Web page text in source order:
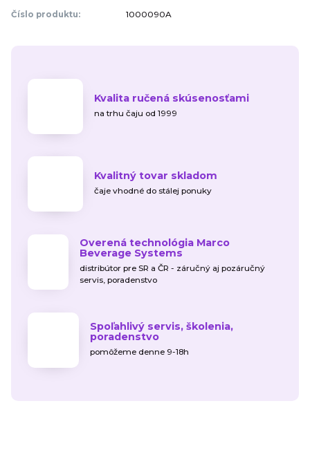
Číslo produktu: 1000090A
Kvalita ručená skúsenosťami
na trhu čaju od 1999
Kvalitný tovar skladom
čaje vhodné do stálej ponuky
Overená technológia Marco
Beverage Systems
distribútor pre SR a ČR - záručný aj pozáručný
servis, poradenstvo
Spoľahlivý servis, školenia,
poradenstvo
pomôžeme denne 9-18h